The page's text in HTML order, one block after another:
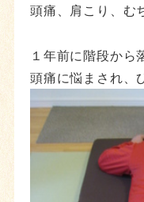
頭痛、肩こり、む
１年前に階段から
頭痛に悩まされ、